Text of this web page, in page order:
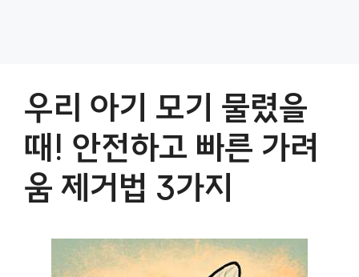
우리 아기 모기 물렸을
때! 안전하고 빠른 가려
움 제거법 3가지